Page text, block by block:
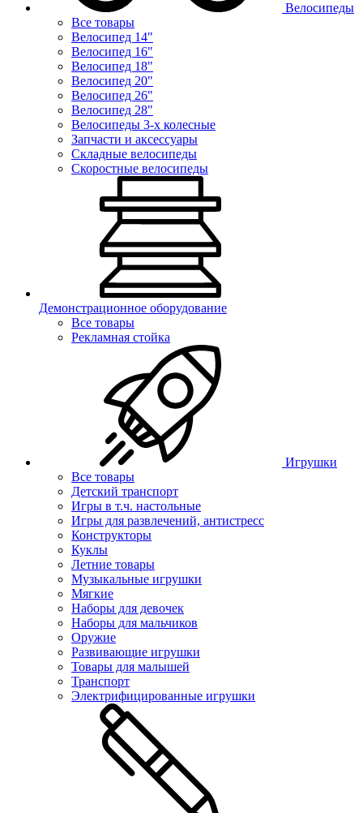
Велосипеды
Все товары
Велосипед 14"
Велосипед 16"
Велосипед 18"
Велосипед 20"
Велосипед 26"
Велосипед 28"
Велосипеды 3-х колесные
Запчасти и аксессуары
Складные велосипеды
Скоростные велосипеды
Демонстрационное оборудование
Все товары
Рекламная стойка
Игрушки
Все товары
Детский транспорт
Игры в т.ч. настольные
Игры для развлечений, антистресс
Конструкторы
Куклы
Летние товары
Музыкальные игрушки
Мягкие
Наборы для девочек
Наборы для мальчиков
Оружие
Развивающие игрушки
Товары для малышей
Транспорт
Электрифицированные игрушки